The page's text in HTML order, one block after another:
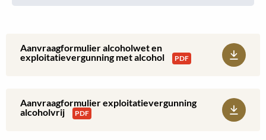
Aanvraagformulier alcoholwet en
exploitatievergunning met alcohol
PDF
Download:
alcoholwet
Aanvraagformulier exploitatievergunning
alcoholvrij
PDF
Download: